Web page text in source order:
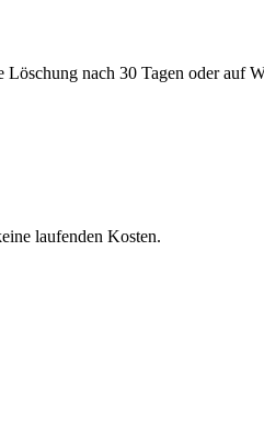
nach 30 Tagen oder auf
laufenden Kosten.